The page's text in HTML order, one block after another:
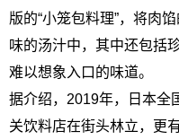
版的“小笼包料理”，将肉
味的汤汁中，其中还包括
难以想象入口的味道。
据介绍，2019年，日本全
关饮料店在街头林立，更